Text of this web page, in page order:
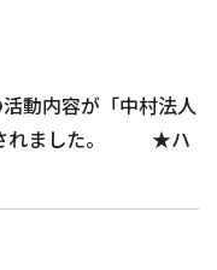
動内容が「中村法人
されました。 ★ハ